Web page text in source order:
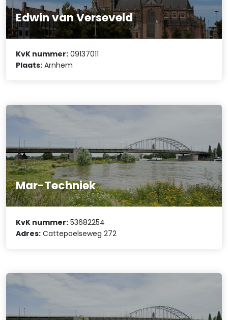
Edwin van Verseveld
KvK nummer: 09137011
Plaats: Arnhem
Mar-Techniek
KvK nummer: 53682254
Adres: Cattepoelseweg 272